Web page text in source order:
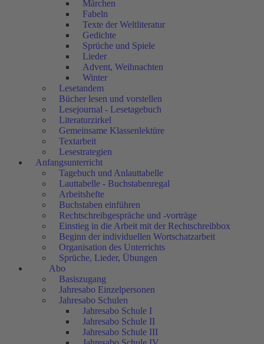
Märchen
Fabeln
Texte der Weltliteratur
Gedichte
Sprüche und Spiele
Lieder
Advent, Weihnachten
Winter
Lesetandem
Bücher lesen und vorstellen
Lesejournal - Lesetagebuch
Literaturzirkel
Gemeinsame Klassenlektüre
Textarbeit
Lesestrategien
Anfangsunterricht
Tagebuch und Anlauttabelle
Lauttabelle - Buchstabenregal
Arbeitshefte
Buchstaben einführen
Rechtschreibgespräche und -vorträge
Einstieg in die Arbeit mit der Rechtschreibbox
Beginn der individuellen Wortschatzarbeit
Organisation des Unterrichts
Sprüche, Lieder, Übungen
Abo
Basiszugang
Jahresabo Einzelpersonen
Jahresabo Schulen
Jahresabo Schule I
Jahresabo Schule II
Jahresabo Schule III